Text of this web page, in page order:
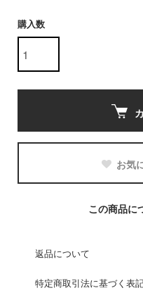
購入数
お気
この商品に
返品について
特定商取引法に基づく表